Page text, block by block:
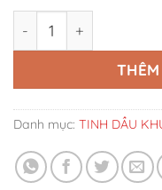
Tinh Dầu Khuếch
Danh mục: TINH DẦU